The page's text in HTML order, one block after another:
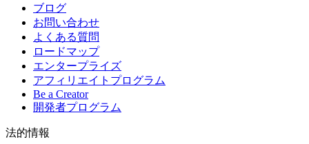
ブログ
お問い合わせ
よくある質問
ロードマップ
エンタープライズ
アフィリエイトプログラム
Be a Creator
開発者プログラム
法的情報